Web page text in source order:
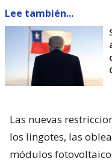
Lee también...
Las nuevas
los lingotes, las
módulos